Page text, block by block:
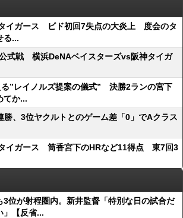
イガース ビド初回7失点の大炎上 度会のタ
る...
公式戦 横浜DeNAベイスターズvs阪神タイガ
”レイノルズ提案の儀式” 決勝2ランの宮下
てか...
勝、3位ヤクルトとのゲーム差「0」でAクラス
イガース 筒香宮下のHRなど11得点 東7回3
3位が射程圏内。新井監督「特別な日の試合だ
」【反省...